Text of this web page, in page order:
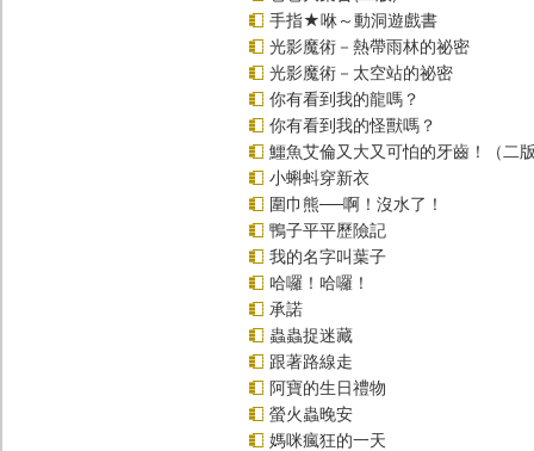
手指★咻～動洞遊戲書
光影魔術－熱帶雨林的祕密
光影魔術－太空站的祕密
你有看到我的龍嗎？
你有看到我的怪獸嗎？
鱷魚艾倫又大又可怕的牙齒！（二
小蝌蚪穿新衣
圍巾熊──啊！沒水了！
鴨子平平歷險記
我的名字叫葉子
哈囉！哈囉！
承諾
蟲蟲捉迷藏
跟著路線走
阿寶的生日禮物
螢火蟲晚安
媽咪瘋狂的一天